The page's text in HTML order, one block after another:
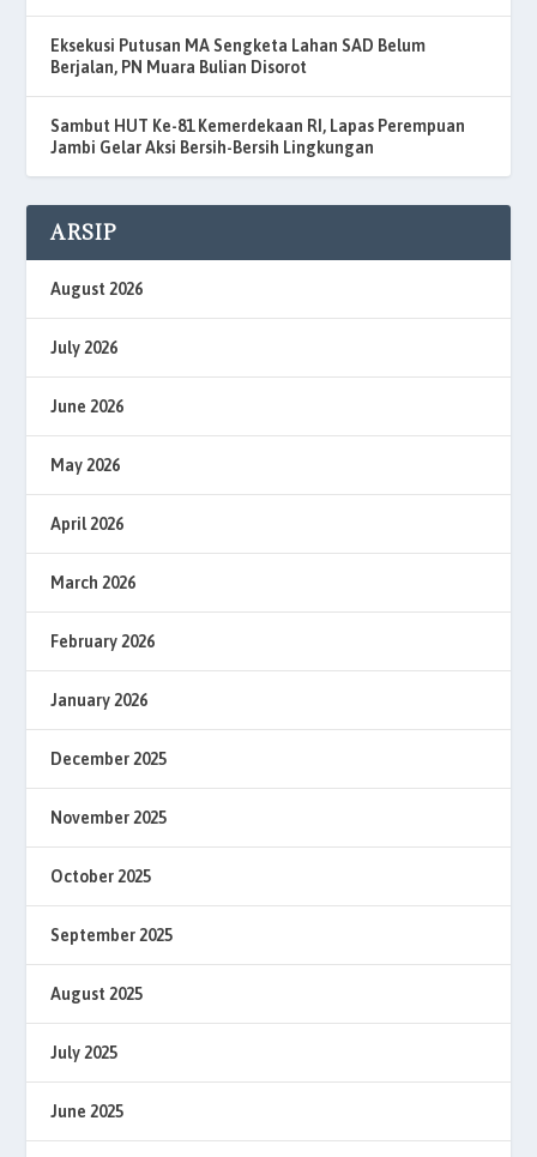
Eksekusi Putusan MA Sengketa Lahan SAD Belum
Berjalan, PN Muara Bulian Disorot
Sambut HUT Ke-81 Kemerdekaan RI, Lapas Perempuan
Jambi Gelar Aksi Bersih-Bersih Lingkungan
ARSIP
August 2026
July 2026
June 2026
May 2026
April 2026
March 2026
February 2026
January 2026
December 2025
November 2025
October 2025
September 2025
August 2025
July 2025
June 2025